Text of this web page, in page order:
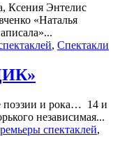
Ксения Энтелис
«Наталья
, Спектакли
и рока… 14 и
независимая...
спектаклей,